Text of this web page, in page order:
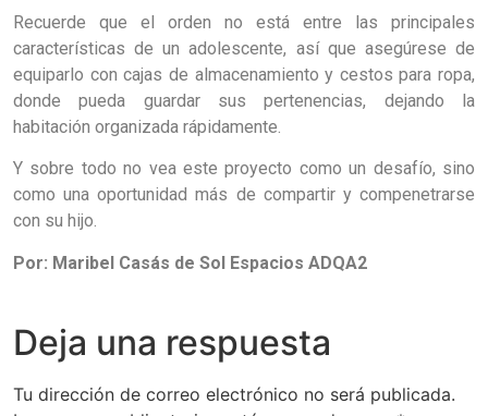
Recuerde que el orden no está entre las principales
características de un adolescente, así que asegúrese de
equiparlo con cajas de almacenamiento y cestos para ropa,
donde pueda guardar sus pertenencias, dejando la
habitación organizada rápidamente.
Y sobre todo no vea este proyecto como un desafío, sino
como una oportunidad más de compartir y compenetrarse
con su hijo.
Por: Maribel Casás de Sol Espacios ADQA2
Deja una respuesta
Tu dirección de correo electrónico no será publicada.